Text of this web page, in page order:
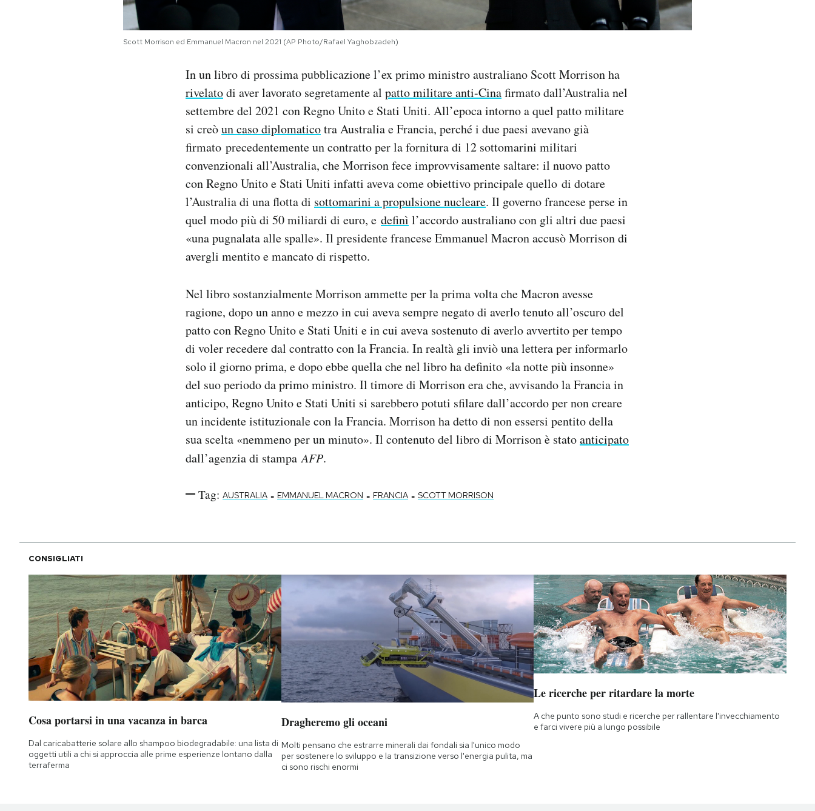
Hai bisogno di aiuto?Scott Morrison ed Emmanuel Macron nel 2021 (AP Photo/Rafael Yaghobzadeh)
In un libro di prossima pubblicazione l’ex primo ministro australiano Scott Morrison ha
rivelatodi aver lavorato segretamente al patto militare anti-Cinafirmato dall’Australia nel
settembre del 2021 con Regno Unito e Stati Uniti. All’epoca intorno a quel patto militare
si creòun caso diplomaticotra Australia e Francia, perché i due paesi avevano già
firmato precedentemente un contratto per la fornitura di 12 sottomarini militari
convenzionali all’Australia, che Morrison fece improvvisamente saltare: il nuovo patto
con Regno Unito e Stati Uniti infatti aveva come obiettivo principale quello di dotare
l’Australia di una flotta di sottomarini a propulsione nucleare. Il governo francese perse in
quel modo più di 50 miliardi di euro, e definì l’accordo australiano con gli altri due paesi
«una pugnalata alle spalle». Il presidente francese Emmanuel Macron accusò Morrison di
avergli mentito e mancato di rispetto.
Nel libro sostanzialmente Morrison ammette per la prima volta che Macron avesse
ragione, dopo un anno e mezzo in cui aveva sempre negato di averlo tenuto all’oscuro del
patto con Regno Unito e Stati Uniti e in cui aveva sostenuto di averlo avvertito per tempo
di voler recedere dal contratto con la Francia. In realtà gli inviò una lettera per informarlo
solo il giorno prima, e dopo ebbe quella che nel libro ha definito «la notte più insonne»
del suo periodo da primo ministro. Il timore di Morrison era che, avvisando la Francia in
anticipo, Regno Unito e Stati Uniti si sarebbero potuti sfilare dall’accordo per non creare
un incidente istituzionale con la Francia. Morrison ha detto di non essersi pentito della
sua scelta «nemmeno per un minuto». Il contenuto del libro di Morrison è statoanticipato
dall’agenzia di stampaAFP.
Tag: AUSTRALIA - EMMANUEL MACRON - FRANCIA - SCOTT MORRISON
CONSIGLIATI
Cosa portarsi in una vacanza in barca
Dal caricabatterie solare allo shampoo biodegradabile: una lista di
oggetti utili a chi si approccia alle prime esperienze lontano dalla
terraferma
Dragheremo gli oceani
Molti pensano che estrarre minerali dai fondali sia l'unico modo
per sostenere lo sviluppo e la transizione verso l'energia pulita, ma
ci sono rischi enormi
Le ricerche per ritardare la morte
A che punto sono studi e ricerche per rallentare l'invecchiamento
e farci vivere più a lungo possibile